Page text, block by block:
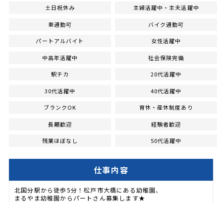
土日祝休み 主婦活躍中・主夫活躍中
車通勤可 バイク通勤可
パートアルバイト 女性活躍中
中高年活躍中 社会保険完備
駅チカ 20代活躍中
30代活躍中 40代活躍中
ブランクOK 育休・産休制度あり
長期歓迎 経験者歓迎
残業ほぼなし 50代活躍中
仕事内容
北国分駅から徒歩5分！松戸市大橋にある幼稚園、
まるやま幼稚園からパートさん募集します★